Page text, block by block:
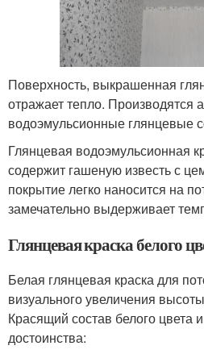
Поверхность, выкрашенная
отражает тепло. Производятся
водоэмульсионные глянцевые
Глянцевая водоэмульсионная
содержит гашеную известь с
покрытие легко наносится на
замечательно выдерживает
Глянцевая краска белого
Белая глянцевая краска для
визуального увеличения
Красящий состав белого цвета
достоинства: